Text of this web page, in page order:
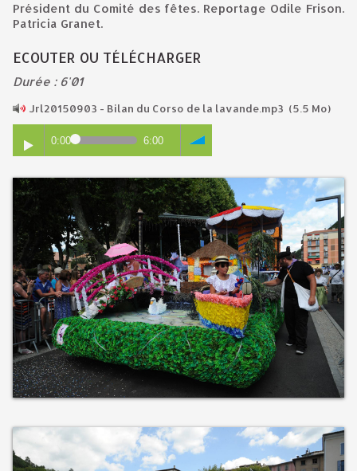
Président du Comité des fêtes. Reportage Odile Frison.
Patricia Granet.
ECOUTER OU TÉLÉCHARGER
Durée : 6'01
Jrl20150903 - Bilan du Corso de la lavande.mp3 (5.5 Mo)
0:00 6:00